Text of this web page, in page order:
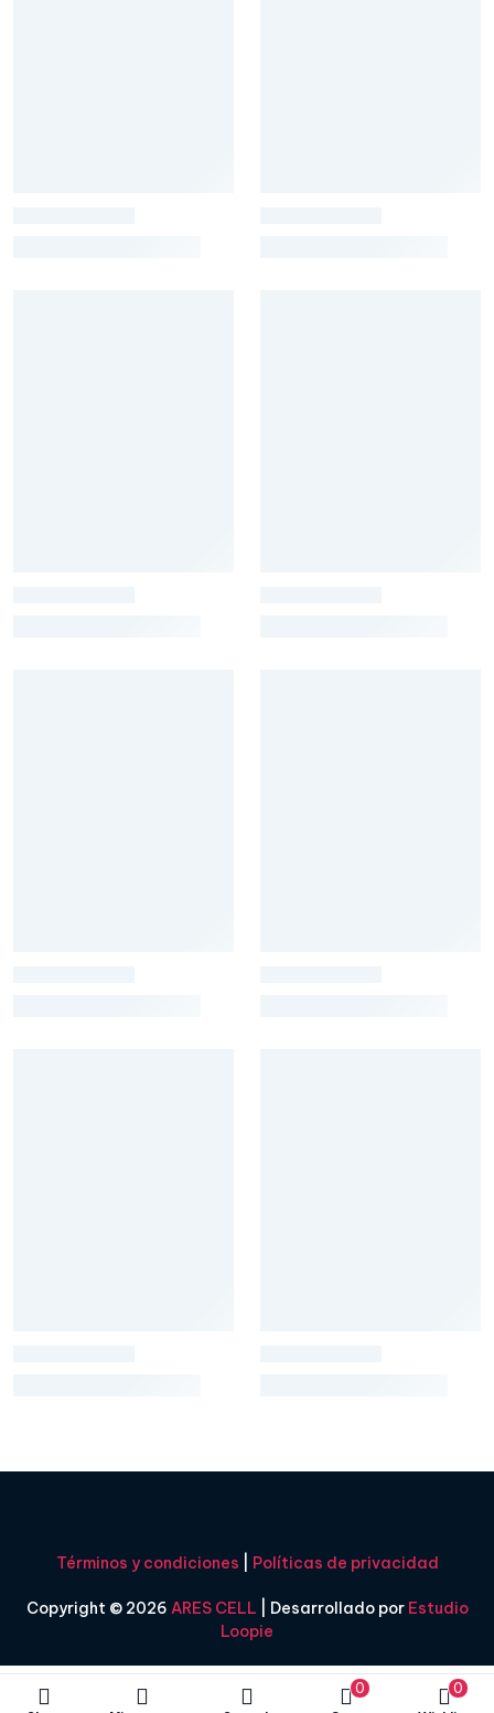
0
0
Términos y condiciones Políticas de privacidad
Copyright © 2026 ARES CELL | Desarrollado por Estudio
Loopie